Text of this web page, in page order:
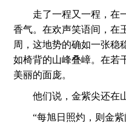
走了一程又一程，在
香气。在欢声笑语间，在
周，这地势的确如一张稳
如椅背的山峰叠嶂。在若
美丽的面庞。
他们说，金紫尖还在
“每旭日照灼，则金